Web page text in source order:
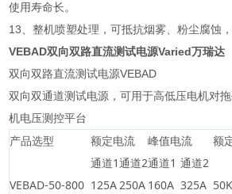
使用寿命长。
13、整机喷塑处理，可抵抗烟雾、粉尘腐蚀
VEBAD双向双路直流测试电源Varied万瑞达
双向双路直流测试电源VEBAD
双向双通道测试电源，可用于高低压电机对
机电压测控平台
产品选型 额定电流 峰值电流 额
通道1通道2通道1 通道2
VEBAD-50-800 125A250A 160A 325A